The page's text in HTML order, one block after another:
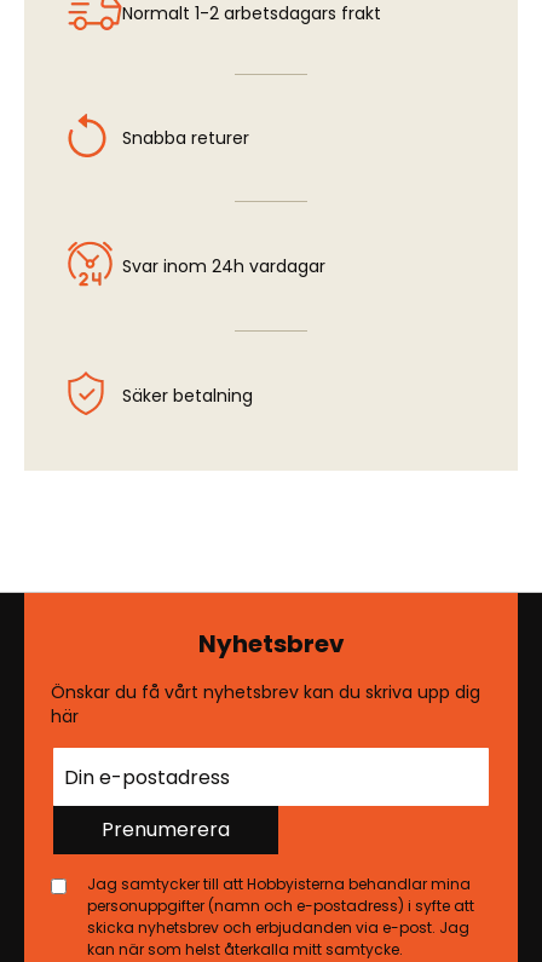
Normalt 1-2 arbetsdagars frakt
Snabba returer
Svar inom 24h vardagar
Säker betalning
Nyhetsbrev
Önskar du få vårt nyhetsbrev kan du skriva upp dig
här
Prenumerera
Jag samtycker till att Hobbyisterna behandlar mina
personuppgifter (namn och e-postadress) i syfte att
skicka nyhetsbrev och erbjudanden via e-post. Jag
kan när som helst återkalla mitt samtycke.